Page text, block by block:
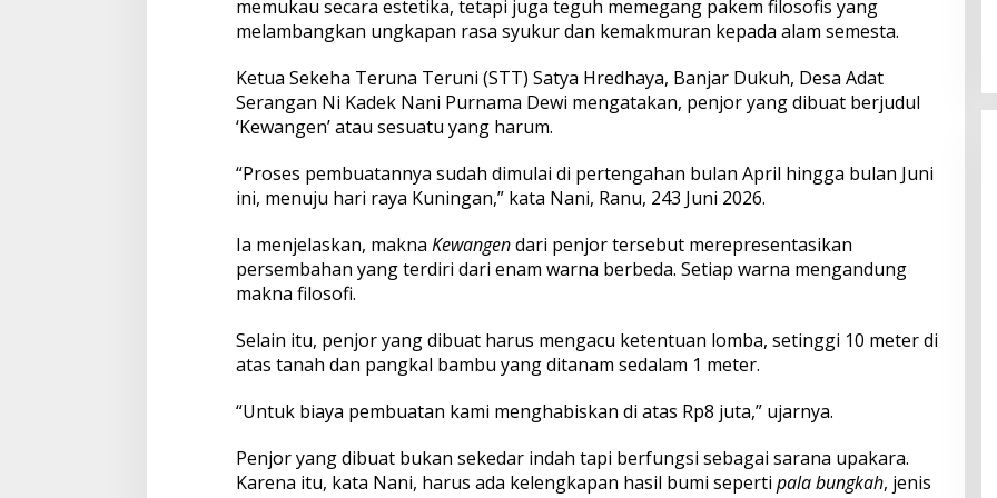
r
F
s
i
v
l
P
e
j
o
r
a
k
s
s
memukau secara estetika, tetapi juga teguh memegang pakem filosofis yang
melambangkan ungkapan rasa syukur dan kemakmuran kepada alam semesta.
Ketua Sekeha Teruna Teruni (STT) Satya Hredhaya, Banjar Dukuh, Desa Adat
Serangan Ni Kadek Nani Purnama Dewi mengatakan, penjor yang dibuat berjudul
‘Kewangen’ atau sesuatu yang harum.
“Proses pembuatannya sudah dimulai di pertengahan bulan April hingga bulan Juni
ini, menuju hari raya Kuningan,” kata Nani, Ranu, 243 Juni 2026.
Ia menjelaskan, makna Kewangendari penjor tersebut merepresentasikan
persembahan yang terdiri dari enam warna berbeda. Setiap warna mengandung
makna filosofi.
Selain itu, penjor yang dibuat harus mengacu ketentuan lomba, setinggi 10 meter di
atas tanah dan pangkal bambu yang ditanam sedalam 1 meter.
“Untuk biaya pembuatan kami menghabiskan di atas Rp8 juta,” ujarnya.
Penjor yang dibuat bukan sekedar indah tapi berfungsi sebagai sarana upakara.
Karena itu, kata Nani, harus ada kelengkapan hasil bumi seperti pala bungkah, jenis
dan Serapan Investasi, Sira
Village Grand Outlet Bali Resmi
Dibuka di KEK Kura Kura